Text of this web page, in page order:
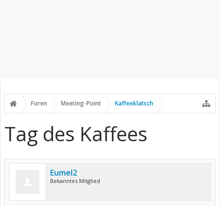
Foren Meeting-Point Kaffeeklatsch
Tag des Kaffees
Eumel2
Bekanntes Mitglied